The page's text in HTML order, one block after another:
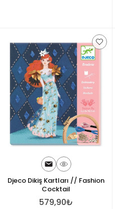
Djeco Dikiş Kartları // Fashion
Cocktail
579,90₺